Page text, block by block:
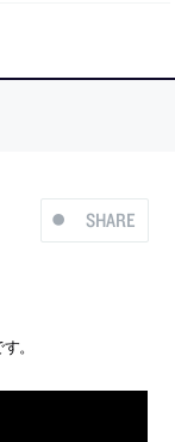
SHARE
。